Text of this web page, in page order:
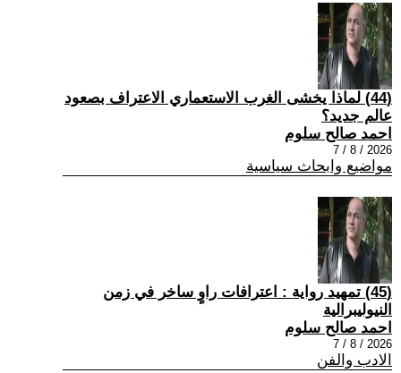
(44) لماذا يخشى الغرب الاستعماري الاعتراف بصعود
عالم جديد؟
احمد صالح سلوم
2026 / 8 / 7
مواضيع وابحاث سياسية
(45) تمهيد رواية : اعترافات راوٍ ساخر في زمن
النيوليبرالية
احمد صالح سلوم
2026 / 8 / 7
الادب والفن